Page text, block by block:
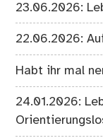
23.06.2026:
22.06.2026:
Habt ihr mal
24.01.2026: